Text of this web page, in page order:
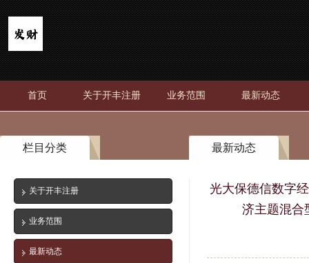
首页 关于开丰注册 业务范围 最新动态
栏目分类
关于开丰注册
业务范围
最新动态
最新动态
光大保德信数字
济主题混合